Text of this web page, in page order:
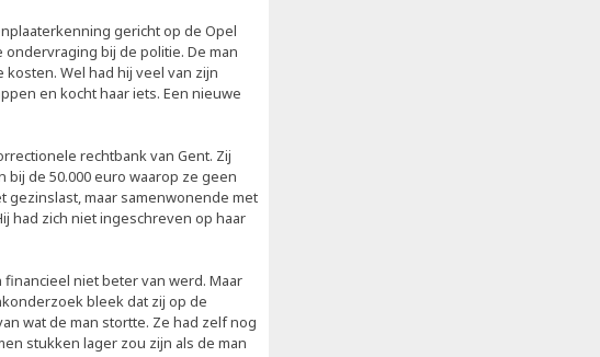
gericht op de Opel
bij de politie. De man
Wel had hij veel van zijn
en kocht haar iets. Een nieuwe
rechtbank van Gent. Zij
de 50.000 euro waarop ze geen
gezinslast, maar samenwonende met
had zich niet ingeschreven op haar
niet beter van werd. Maar
bleek dat zij op de
wat de man stortte. Ze had zelf nog
stukken lager zou zijn als de man